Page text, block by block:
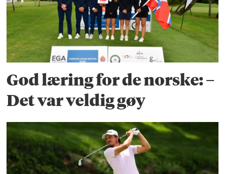
God læring for de norske: –
Det var veldig gøy